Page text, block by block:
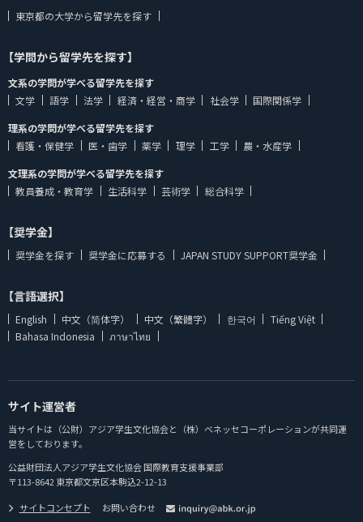
東京都の大学から留学先を探す
【学問から留学先を探す】
文系の学問が学べる留学先を探す
文学
語学 法学 経済・経営・商学 社会学
国際関係学
理系の学問が学べる留学先を探す
看護・保健学
医・歯学 薬学 理学 工学
農・水産学
文理系の学問が学べる留学先を探す
教員養成・教育学
生活科学 芸術学 総合科学
【奨学金】
奨学金を探す 奨学金に応募する JAPAN STUDY SUPPORT奨学金
【言語選択】
English 中文（简体字） 中文（繁體字） 한국어
Tiếng Việt
Bahasa Indonesia
ภาษาไทย
サイト運営者
当サイトは（公財）アジア学生文化協会と（株）ベネッセコーポレーションが共同運
営をしております。
公益財団法人アジア学生文化協会 国際教育支援事業部
〒113-8642 東京都文京区本駒込2-12-13
サイトコンセプト
お問い合わせ